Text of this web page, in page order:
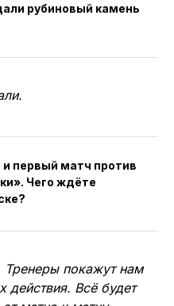
рубиновый камень
первый матч против
Чего ждёте
покажут нам
действия. Всё будет